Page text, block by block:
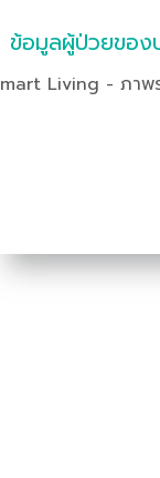
ข้อมูลผู้ป่วยของ
Living - ภาพ